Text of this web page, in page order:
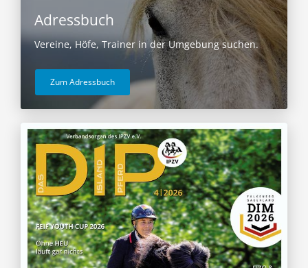
Adressbuch
Vereine, Höfe, Trainer in der Umgebung suchen.
Zum Adressbuch